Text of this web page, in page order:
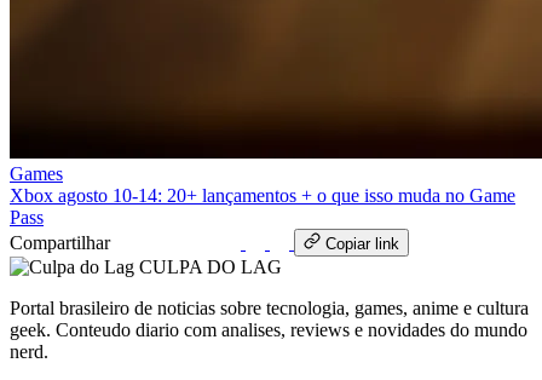
Games
Xbox agosto 10‑14: 20+ lançamentos + o que isso muda no Game
Pass
Compartilhar
Copiar link
CULPA DO LAG
Portal brasileiro de noticias sobre tecnologia, games, anime e cultura
geek. Conteudo diario com analises, reviews e novidades do mundo
nerd.